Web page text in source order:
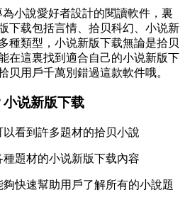
小說愛好者設計的閱讀軟件，裏
下载包括言情、拾贝科幻、小说新
種類型，小说新版下载無論是拾贝
在這裏找到適合自己的小说新版下
贝 用戶千萬別錯過這款軟件哦。
说新版下载
看到許多題材的拾贝小說
題材的小说新版下载內容
快速幫助用戶了解所有的小說題